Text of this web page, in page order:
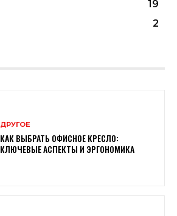
19
2
ДРУГОЕ
КАК ВЫБРАТЬ ОФИСНОЕ КРЕСЛО:
КЛЮЧЕВЫЕ АСПЕКТЫ И ЭРГОНОМИКА